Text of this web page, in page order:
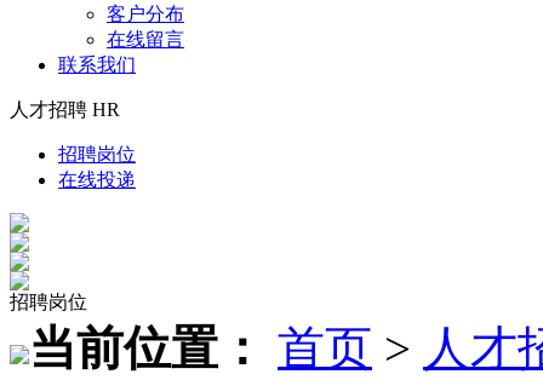
客户分布
在线留言
联系我们
人才招聘 HR
招聘岗位
在线投递
招聘岗位
当前位置： 首页 > 人才